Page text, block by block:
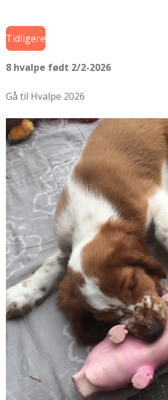
Tidligere
8 hvalpe født 2/2-2026
Gå til Hvalpe 2026